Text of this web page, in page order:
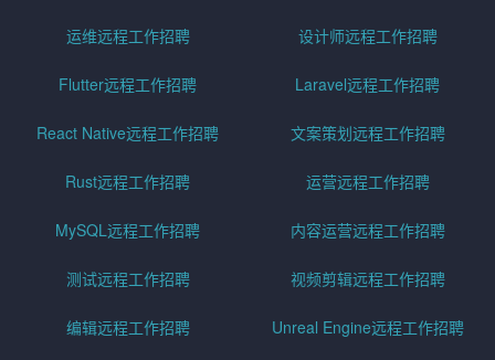
运维远程工作招聘 设计师远程工作招聘
Flutter远程工作招聘 Laravel远程工作招聘
React Native远程工作招聘 文案策划远程工作招聘
Rust远程工作招聘 运营远程工作招聘
MySQL远程工作招聘 内容运营远程工作招聘
测试远程工作招聘 视频剪辑远程工作招聘
编辑远程工作招聘 Unreal Engine远程工作招聘